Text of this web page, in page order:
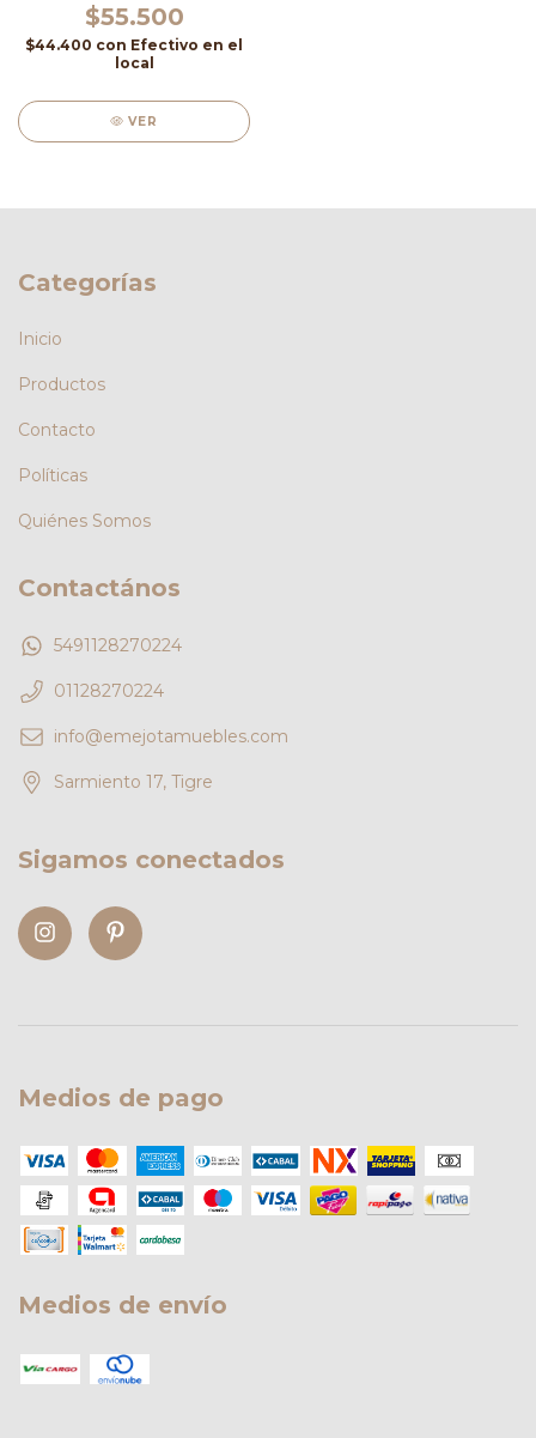
$55.500
$44.400 con Efectivo en el
local
VER
Categorías
Inicio
Productos
Contacto
Políticas
Quiénes Somos
Contactános
5491128270224
01128270224
info@emejotamuebles.com
Sarmiento 17, Tigre
Sigamos conectados
Medios de pago
Medios de envío